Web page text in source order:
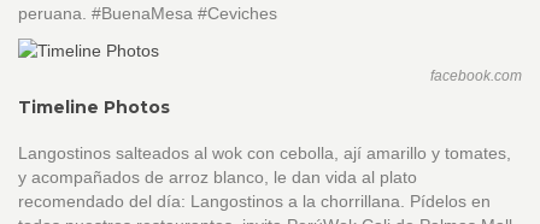
peruana. #BuenaMesa #Ceviches
facebook.com
Timeline Photos
Langostinos salteados al wok con cebolla, ají amarillo y tomates,
y acompañados de arroz blanco, le dan vida al plato
recomendado del día: Langostinos a la chorrillana. Pídelos en